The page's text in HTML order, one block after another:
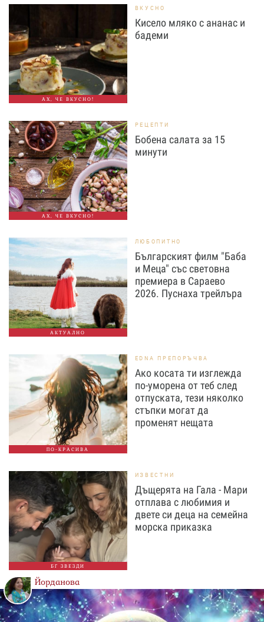
АХ, ЧЕ ВКУСНО!
ВКУСНО
Кисело мляко с ананас и
бадеми
АХ, ЧЕ ВКУСНО!
РЕЦЕПТИ
Бобена салата за 15
минути
АКТУАЛНО
ЛЮБОПИТНО
Българският филм "Баба
и Меца" със световна
премиера в Сараево
2026. Пуснаха трейлъра
ПО-КРАСИВА
EDNA ПРЕПОРЪЧВА
Ако косата ти изглежда
по-уморена от теб след
отпуската, тези няколко
стъпки могат да
променят нещата
БГ ЗВЕЗДИ
ИЗВЕСТНИ
Дъщерята на Гала - Мари
отплава с любимия и
двете си деца на семейна
морска приказка
Йорданова